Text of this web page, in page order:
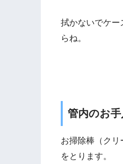
拭かないでケー
らね。
管内のお
お掃除棒（ク
をとります。